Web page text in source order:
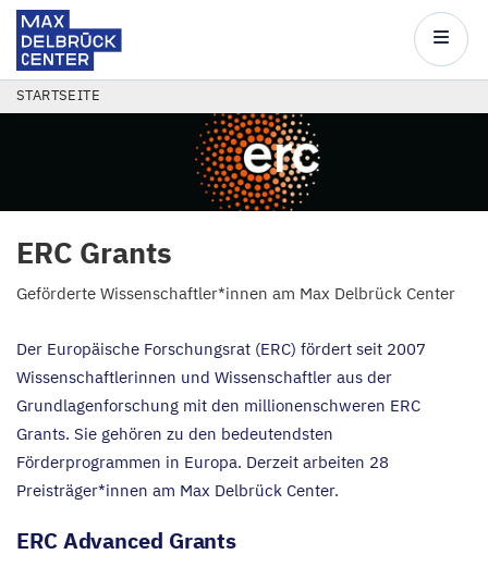
Direkt
zum
Center
Main
PFADNAVIGATION
STARTSEITE
ERC Grants
Geförderte Wissenschaftler*innen am Max Delbrück Center
Der Europäische Forschungsrat (ERC) fördert seit 2007
Wissenschaftlerinnen und Wissenschaftler aus der
Grundlagenforschung mit den millionenschweren ERC
Grants. Sie gehören zu den bedeutendsten
Förderprogrammen in Europa. Derzeit arbeiten 28
Preisträger*innen am Max Delbrück Center.
ERCAdvanced Grants